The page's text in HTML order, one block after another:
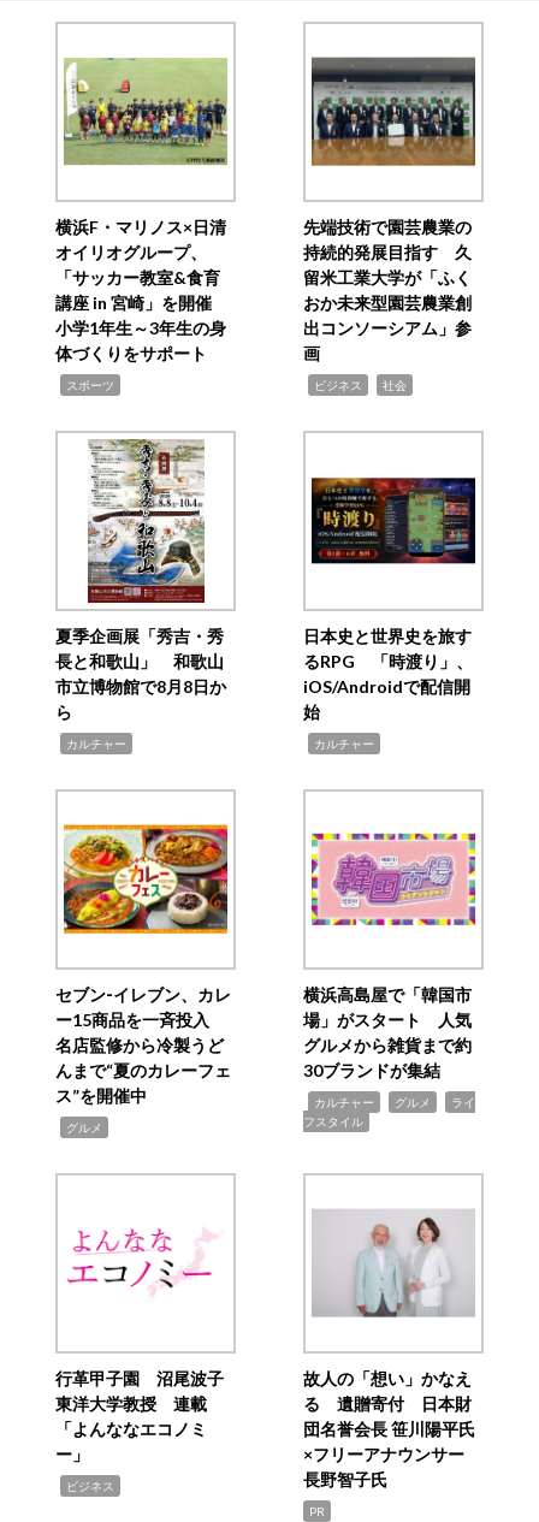
横浜F・マリノス×日清
オイリオグループ、
「サッカー教室&食育
講座 in 宮崎」を開催
小学1年生～3年生の身
体づくりをサポート
スポーツ
先端技術で園芸農業の
持続的発展目指す 久
留米工業大学が「ふく
おか未来型園芸農業創
出コンソーシアム」参
画
ビジネス 社会
夏季企画展「秀吉・秀
長と和歌山」 和歌山
市立博物館で8月8日か
ら
カルチャー
日本史と世界史を旅す
るRPG 「時渡り」、
iOS/Androidで配信開
始
カルチャー
セブン‐イレブン、カレ
ー15商品を一斉投入
名店監修から冷製うど
んまで“夏のカレーフェ
ス”を開催中
グルメ
横浜高島屋で「韓国市
場」がスタート 人気
グルメから雑貨まで約
30ブランドが集結
カルチャー グルメ
ライ
フスタイル
行革甲子園 沼尾波子
東洋大学教授 連載
「よんななエコノミ
ー」
ビジネス
故人の「想い」かなえ
る 遺贈寄付 日本財
団名誉会長 笹川陽平氏
×フリーアナウンサー
長野智子氏
PR